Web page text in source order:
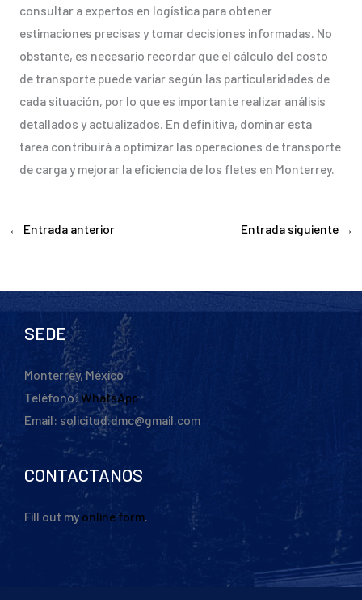
consultar a expertos en logística para obtener
estimaciones precisas y tomar decisiones informadas. No
obstante, es necesario recordar que el cálculo del costo
de transporte puede variar según las particularidades de
cada situación, por lo que es importante realizar análisis
detallados y actualizados. En definitiva, dominar esta
tarea contribuirá a optimizar las operaciones de transporte
de carga y mejorar la eficiencia de los fletes en Monterrey.
← Entrada anterior Entrada siguiente →
SEDE
Monterrey, México
Teléfono:WhatsApp
Email: solicitud.dmc@gmail.com
CONTACTANOS
Fill out my online form.